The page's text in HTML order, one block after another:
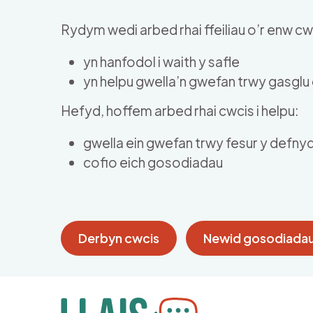
Rydym wedi arbed rhai ffeiliau o’r enw
yn hanfodol i waith y safle
yn helpu gwella’n gwefan trwy
Hefyd, hoffem arbed rhai cwcis i helpu:
gwella ein gwefan trwy fesur y
cofio eich gosodiadau
Derbyn cwcis Newid